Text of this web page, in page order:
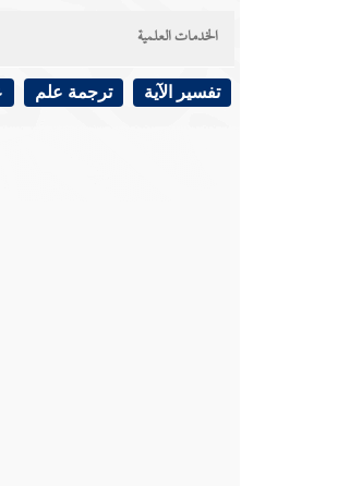
الخدمات العلمية
تفسير الآية ترجمة علم